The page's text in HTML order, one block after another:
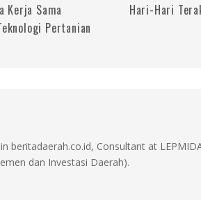
Kerja Sama
Pertanian
Hari-Hari
beritadaerah.co.id, Consultant at
dan Investasi Daerah).